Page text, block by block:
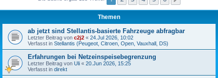
Themen
ab jetzt sind Stellantis-basierte Fahrzeuge abfragbar
Letzter Beitrag von c2j2 « 24.Jul 2026, 10:02
Verfasst in Stellantis (Peugeot, Citroen, Open, Vauxhall, DS)
Erfahrungen bei Netzeinspeisebegrenzung
Letzter Beitrag von Uli « 20.Jun 2026, 15:25
Verfasst in direkt